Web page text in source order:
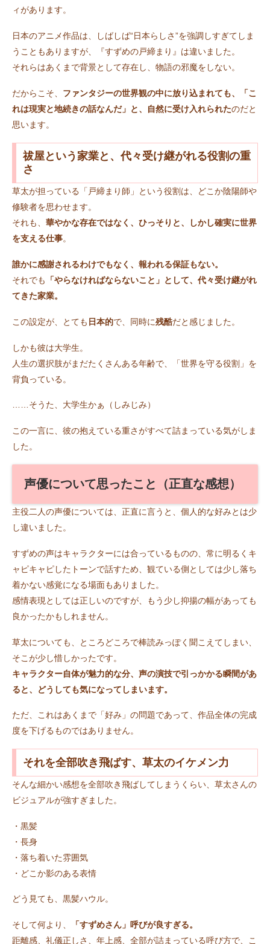
ィがあります。
日本のアニメ作品は、しばしば“日本らしさ”を強調しすぎてしま
うこともありますが、『すずめの戸締まり』は違いました。
それらはあくまで背景として存在し、物語の邪魔をしない。
だからこそ、 ファンタジーの世界観の中に放り込まれても、「こ
れは現実と地続きの話なんだ」と、自然に受け入れられたのだと
思います。
祓屋という家業と、代々受け継がれる役割の重
さ
草太が担っている「戸締まり師」という役割は、どこか陰陽師や
修験者を思わせます。
それも、 華やかな存在ではなく、ひっそりと、しかし確実に世界
を支える仕事。
誰かに感謝されるわけでもなく、報われる保証もない。
それでも
「やらなければならないこと」として、代々受け継がれ
てきた家業。
この設定が、とても 日本的で、同時に残酷だと感じました。
しかも彼は大学生。
人生の選択肢がまだたくさんある年齢で、「世界を守る役割」を
背負っている。
……そうた、大学生かぁ（しみじみ）
この一言に、彼の抱えている重さがすべて詰まっている気がしま
した。
声優について思ったこと（正直な感想）
主役二人の声優については、正直に言うと、個人的な好みとは少
し違いました。
すずめの声はキャラクターには合っているものの、常に明るくキ
ャピキャピしたトーンで話すため、観ている側としては少し落ち
着かない感覚になる場面もありました。
感情表現としては正しいのですが、もう少し抑揚の幅があっても
良かったかもしれません。
草太についても、ところどころで棒読みっぽく聞こえてしまい、
そこが少し惜しかったです。
キャラクター自体が魅力的な分、声の演技で引っかかる瞬間があ
ると、どうしても気になってしまいます。
ただ、これはあくまで「好み」の問題であって、作品全体の完成
度を下げるものではありません。
それを全部吹き飛ばす、草太のイケメン力
そんな細かい感想を全部吹き飛ばしてしまうくらい、草太さんの
ビジュアルが強すぎました。
・黒髪
・長身
・落ち着いた雰囲気
・どこか影のある表情
どう見ても、黒髪ハウル。
そして何より、
「すずめさん」呼びが良すぎる。
距離感、礼儀正しさ、年上感、全部が詰まっている呼び方で、こ